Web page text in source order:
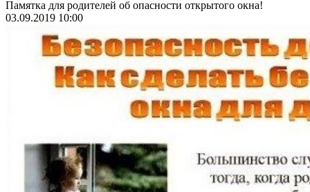
Памятка для родителей об опасности открытого окна!
03.09.2019 10:00